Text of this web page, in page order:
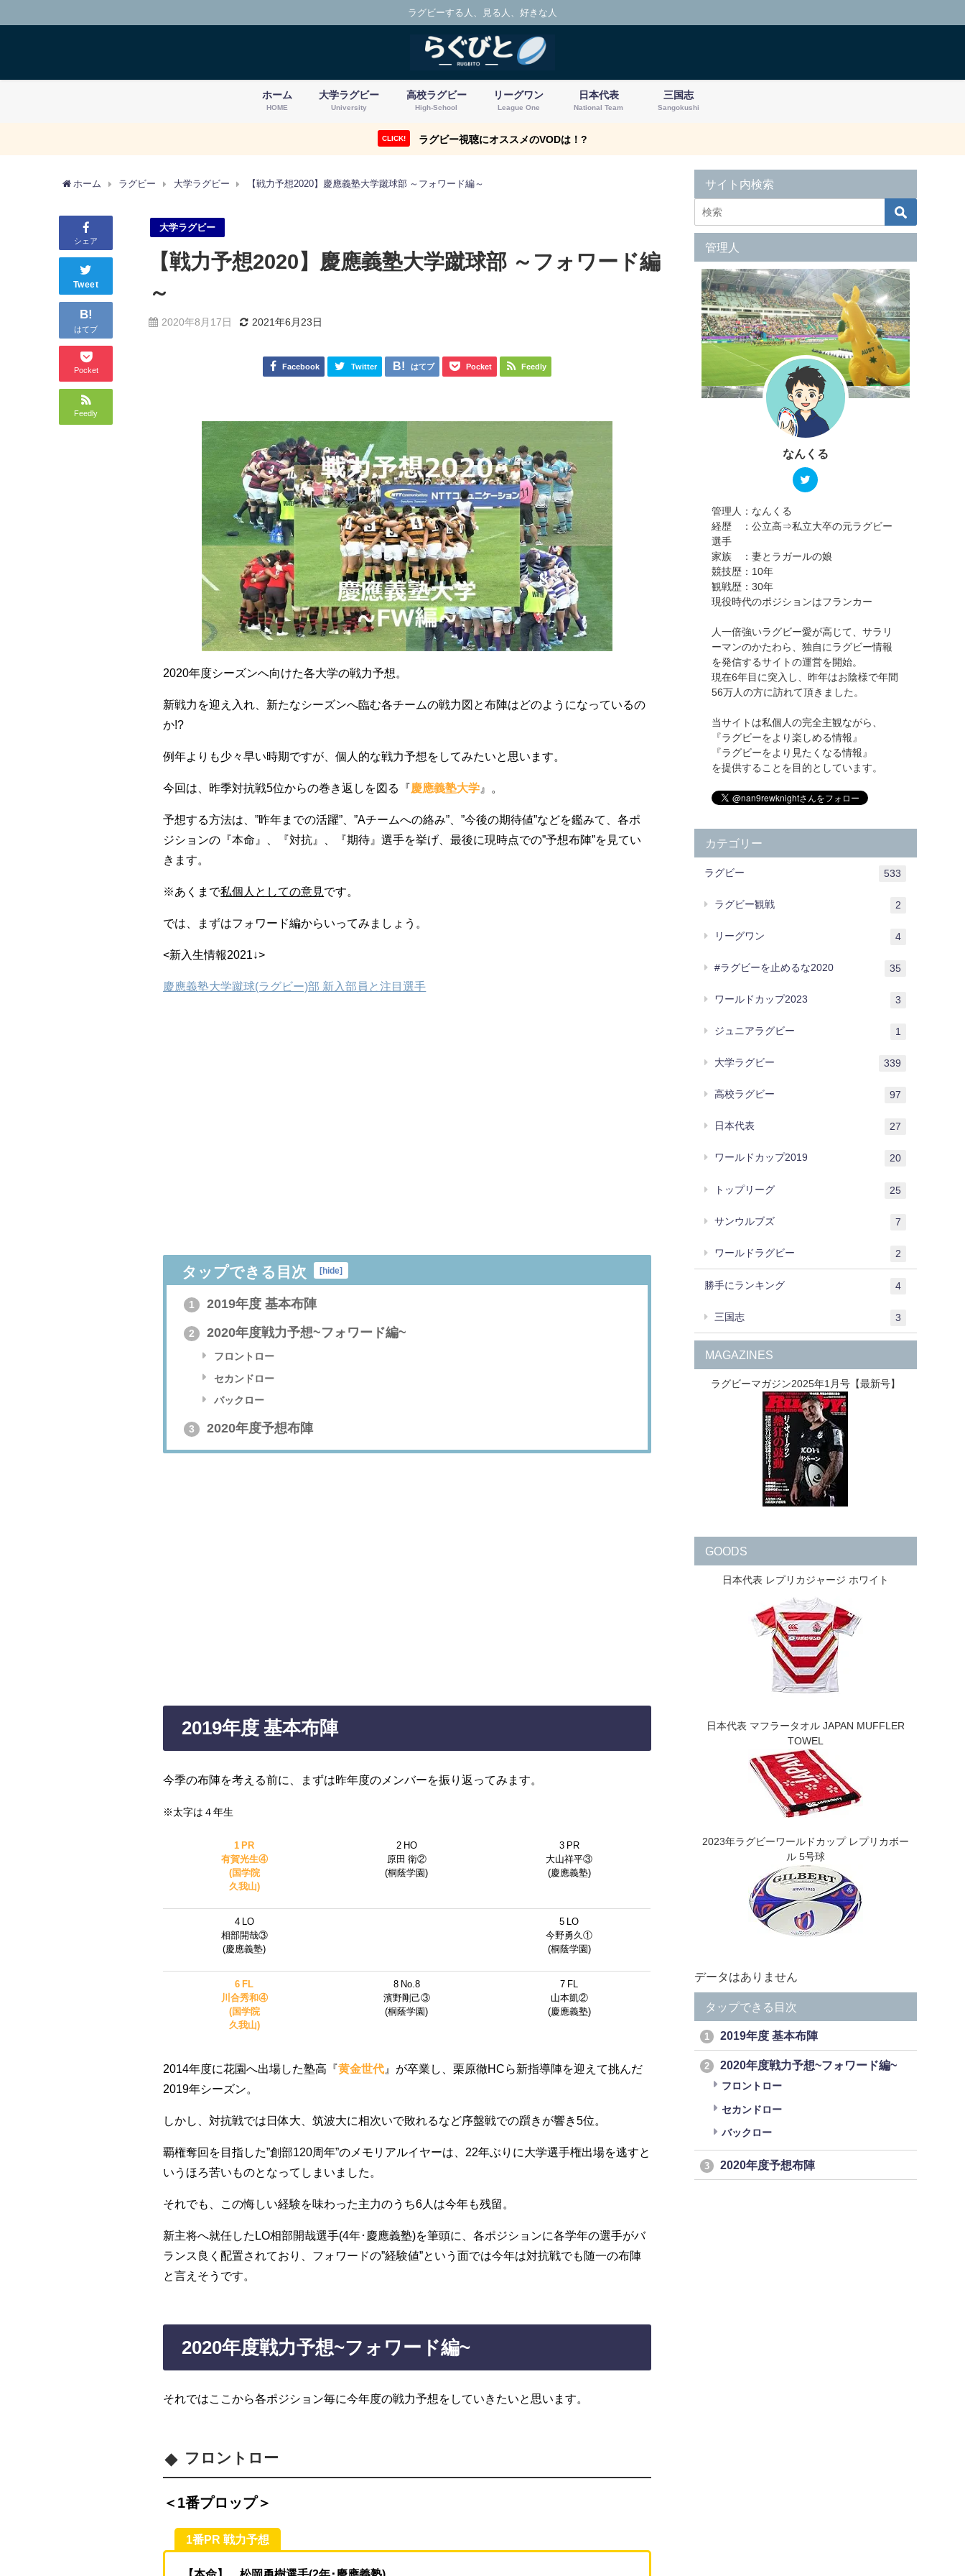
ラグビーする人、見る人、好きな人
ホーム
HOME
大学ラグビー
University
高校ラグビー
High-School
リーグワン
League One
日本代表
National Team
三国志
Sangokushi
CLICK! ラグビー視聴にオススメのVODは！?
ホーム ラグビー 大学ラグビー 【戦力予想2020】慶應義塾大学蹴球部 ～フォワード編～
シェア
Tweet
B!
はてブ
Pocket
Feedly
大学ラグビー
【戦力予想2020】慶應義塾大学蹴球部 ～フォワード編
～
2020年8月17日 2021年6月23日
Facebook Twitter はてブ Pocket Feedly
2020年度シーズンへ向けた各大学の戦力予想。
新戦力を迎え入れ、新たなシーズンへ臨む各チームの戦力図と布陣はどのようになっているの
か!?
例年よりも少々早い時期ですが、個人的な戦力予想をしてみたいと思います。
今回は、昨季対抗戦5位からの巻き返しを図る『 慶應義塾大学 』。
予想する方法は、”昨年までの活躍”、”Aチームへの絡み”、”今後の期待値”などを鑑みて、各ポ
ジションの『本命』、『対抗』、『期待』選手を挙げ、最後に現時点での”予想布陣”を見てい
きます。
※あくまで私個人としての意見 です。
では、まずはフォワード編からいってみましょう。
<新入生情報2021↓>
慶應義塾大学蹴球(ラグビー)部 新入部員と注目選手
タップできる目次 [hide]
1 2019年度 基本布陣
2 2020年度戦力予想~フォワード編~
フロントロー
セカンドロー
バックロー
3 2020年度予想布陣
2019年度 基本布陣
今季の布陣を考える前に、まずは昨年度のメンバーを振り返ってみます。
※太字は４年生
1 PR
有賀光生④
(国学院
久我山)
2 HO
原田 衛②
(桐蔭学園)
3 PR
大山祥平③
(慶應義塾)
4 LO
相部開哉③
(慶應義塾)
5 LO
今野勇久①
(桐蔭学園)
6 FL
川合秀和④
(国学院
久我山)
8 No.8
濱野剛己③
(桐蔭学園)
7 FL
山本凱②
(慶應義塾)
2014年度に花園へ出場した塾高『黄金世代 』が卒業し、栗原徹HCら新指導陣を迎えて挑んだ
2019年シーズン。
しかし、対抗戦では日体大、筑波大に相次いで敗れるなど序盤戦での躓きが響き5位。
覇権奪回を目指した”創部120周年”のメモリアルイヤーは、22年ぶりに大学選手権出場を逃すと
いうほろ苦いものとなってしまいました。
それでも、この悔しい経験を味わった主力のうち6人は今年も残留。
新主将へ就任したLO相部開哉選手(4年･慶應義塾)を筆頭に、各ポジションに各学年の選手がバ
ランス良く配置されており、フォワードの”経験値”という面では今年は対抗戦でも随一の布陣
と言えそうです。
2020年度戦力予想~フォワード編~
それではここから各ポジション毎に今年度の戦力予想をしていきたいと思います。
フロントロー
＜1番プロップ＞
1番PR 戦力予想
サイト内検索
管理人
なんくる
管理人：なんくる
経歴 ：公立高⇒私立大卒の元ラグビー
選手
家族 ：妻とラガールの娘
競技歴：10年
観戦歴：30年
現役時代のポジションはフランカー
人一倍強いラグビー愛が高じて、サラリ
ーマンのかたわら、独自にラグビー情報
を発信するサイトの運営を開始。
現在6年目に突入し、昨年はお陰様で年間
56万人の方に訪れて頂きました。
当サイトは私個人の完全主観ながら、
『ラグビーをより楽しめる情報』
『ラグビーをより見たくなる情報』
を提供することを目的としています。
カテゴリー
ラグビー 533
ラグビー観戦 2
リーグワン 4
#ラグビーを止めるな2020 35
ワールドカップ2023 3
ジュニアラグビー 1
大学ラグビー 339
高校ラグビー 97
日本代表 27
ワールドカップ2019 20
トップリーグ 25
サンウルブズ 7
ワールドラグビー 2
勝手にランキング 4
三国志 3
MAGAZINES
ラグビーマガジン2025年1月号【最新号】
GOODS
日本代表 レプリカジャージ ホワイト
日本代表 マフラータオル JAPAN MUFFLER
TOWEL
2023年ラグビーワールドカップ レプリカボー
ル 5号球
データはありません
タップできる目次
1 2019年度 基本布陣
2 2020年度戦力予想~フォワード編~
フロントロー
セカンドロー
バックロー
3 2020年度予想布陣